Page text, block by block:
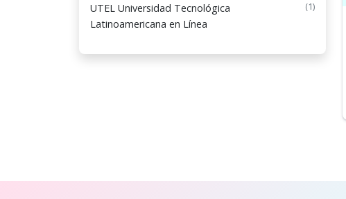
UTEL Universidad Tecnológica
Latinoamericana en Línea
(1)